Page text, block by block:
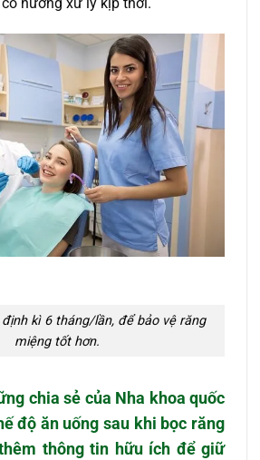
kì 6 tháng/lần, để bảo vệ răng
miệng tốt hơn.
chia sẻ của Nha khoa quốc
độ ăn uống sau khi bọc răng
thông tin hữu ích để giữ